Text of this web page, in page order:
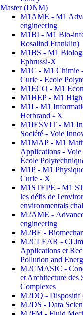
Master (DNM)
M1AME - M1
engineering
M1BI - M1 Bio-
Rosalind Franklin)
M1BS - M1
Ephrussi-X
M1C - M1 Chimie
Curie - Ecole
M1ECO - M1
M1HEP - M1 High
M1I - M1
Herbrand - X
M1IESVIT - M1
Société - Voie
M1MAP - M1
Applications - Voie
École
M1P - M1
Curie - X
M1STEPE - M1
les défis de
environmentals
M2AME -
engineering
M2BE -
M2CLEAR -
Applications et
Pollution and
M2CMASIC -
et Architecture des
Complexes
M2DQ - Dispositif
M2DS - Data